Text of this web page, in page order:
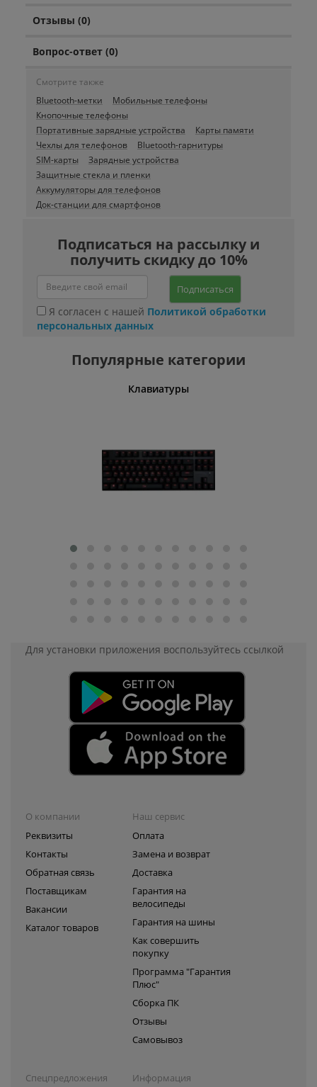
Отзывы (0)
Вопрос-ответ (0)
Смотрите также
Bluetooth-метки
Мобильные телефоны
Кнопочные телефоны
Портативные зарядные устройства
Карты памяти
Чехлы для телефонов
Bluetooth-гарнитуры
SIM-карты
Зарядные устройства
Защитные стекла и пленки
Аккумуляторы для телефонов
Док-станции для смартфонов
Подписаться на рассылку и
получить скидку до 10%
Подписаться
Я согласен с нашей Политикой обработки
персональных данных
Популярные категории
Клавиатуры
Для установки приложения воспользуйтесь ссылкой
О компании
Реквизиты
Контакты
Обратная связь
Поставщикам
Вакансии
Каталог товаров
Наш сервис
Оплата
Замена и возврат
Доставка
Гарантия на
велосипеды
Гарантия на шины
Как совершить
покупку
Программа "Гарантия
Плюс"
Сборка ПК
Отзывы
Самовывоз
Спецпредложения
Информация